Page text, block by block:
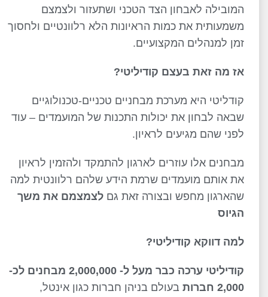
המובילה לאבחון הצד הטכני ושתעזור ולצמצם
משמעותית את כמות הראיונות הלא רלוונטיים ולחסוך
זמן למנהלים המקצועיים.
אז מה זאת בעצם קודיליטי?
קודליטי היא מערכת מבחניים טכניים-טכנולוגיים
שבאה לבחון את יכולות התכנות של המועמדים – עוד
לפני שהם מגיעים לראיון.
מבחנים אלו עוזרים לארגון להתמקד ולהזמין לראיון
את אותם מועמדים שרמת הידע שלהם רלוונטית למה
שהארגון מחפש ובצורה זאת גםלצמצמם את משך
הגיוס
למה דווקא קודיליטי?
קודיליטי ערכה כבר מעל ל- 2,000,000 מבחנים לכ-
2,000 חברות
בעולם בניהן חברות כגון אינטל,